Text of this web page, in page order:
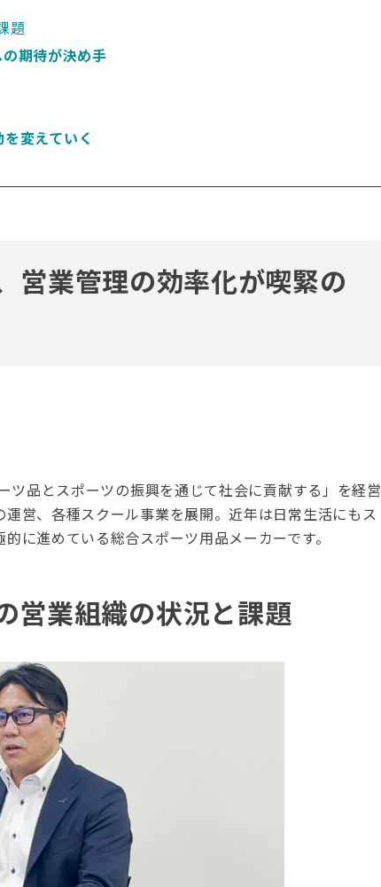
題
期待が決め手
変えていく
営業管理の効率化が喫緊の
品とスポーツの振興を通じて社会に貢献する」を経営
営、各種スクール事業を展開。近年は日常生活にもス
に進めている総合スポーツ用品メーカーです。
営業組織の状況と課題